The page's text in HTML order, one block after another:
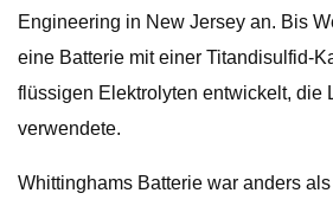
Engineering in New Jersey an. Bis
eine Batterie mit einer Titandisulfid-
flüssigen Elektrolyten entwickelt, die
verwendete.
Whittinghams Batterie war anders